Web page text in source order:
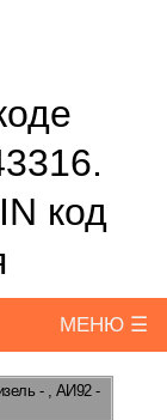
код
МЕНЮ ☰
- , АИ92 -